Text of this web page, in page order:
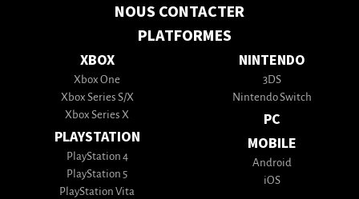
NOUS CONTACTER
PLATFORMES
XBOX
Xbox One
Xbox Series S/X
Xbox Series X
PLAYSTATION
PlayStation 4
PlayStation 5
PlayStation Vita
NINTENDO
3DS
Nintendo Switch
PC
MOBILE
Android
iOS